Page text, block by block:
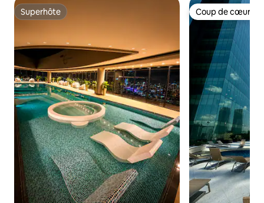
Superhôte
Superhôte Coup de cœur
Coup de cœur